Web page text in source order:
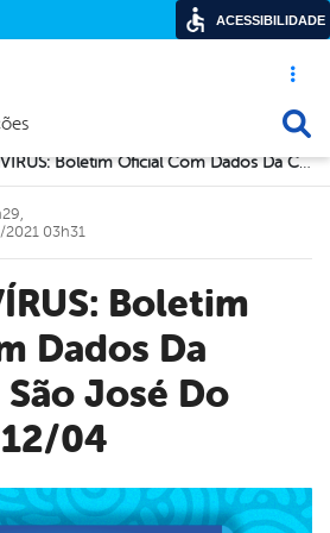
Acesso
navegação
CORONAVÍRUS: Boletim Oficial Com Dados Da Cidade De São José Do Belmonte 12/04
Dados Da
José Do
04
03h31
ACESSIBILIDADE